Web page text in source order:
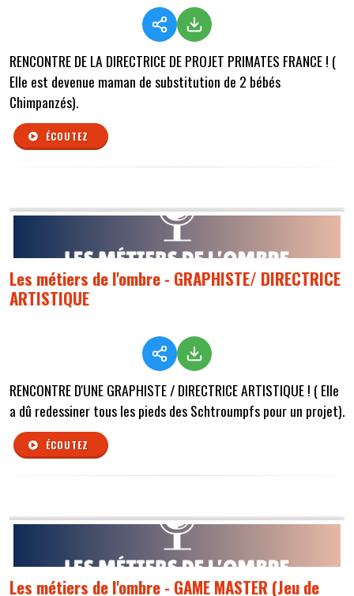
RENCONTRE DE LA DIRECTRICE DE PROJET PRIMATES FRANCE ! (
Elle est devenue maman de substitution de 2 bébés
Chimpanzés).
ÉCOUTEZ
Les métiers de l'ombre - GRAPHISTE/ DIRECTRICE
ARTISTIQUE
RENCONTRE D'UNE GRAPHISTE / DIRECTRICE ARTISTIQUE ! ( Elle
a dû redessiner tous les pieds des Schtroumpfs pour un projet).
ÉCOUTEZ
Les métiers de l'ombre - GAME MASTER (Jeu de